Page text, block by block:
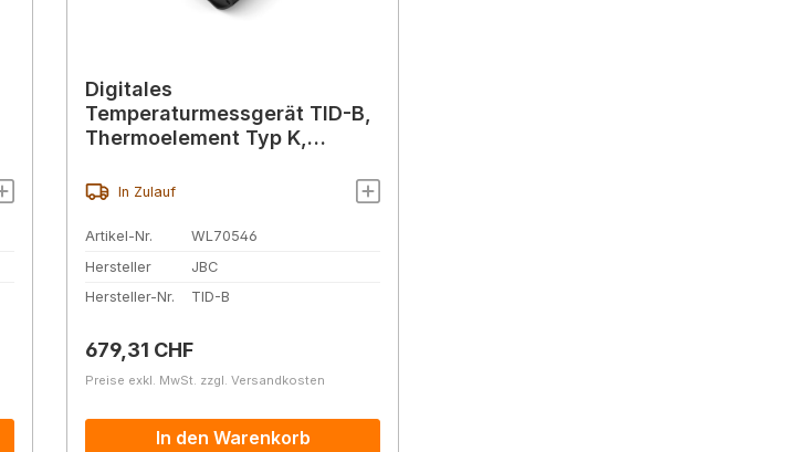
Digitales
Temperaturmessgerät TID-B,
Thermoelement Typ K,
In Zulauf
Artikel-Nr.
WL70546
Hersteller
JBC
Hersteller-Nr.
TID-B
Regulärer Preis:
679,31 CHF
Preise exkl. MwSt. zzgl. Versandkosten
In den Warenkorb